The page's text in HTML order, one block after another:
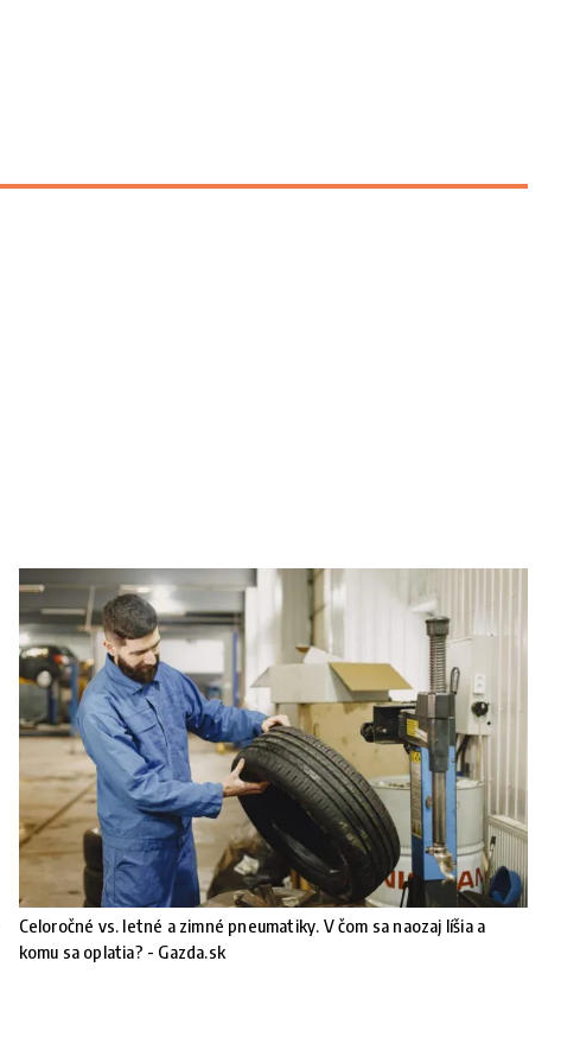
Celoročné vs. letné a zimné pneumatiky. V čom sa naozaj líšia a
komu sa oplatia? - Gazda.sk